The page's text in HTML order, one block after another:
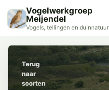
Vogelwerkgroep
Meijendel
Vogels, tellingen en duinnatuur
Terug
naar
soorten